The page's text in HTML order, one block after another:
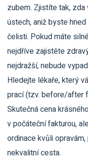
zubem. Zjistíte tak,
ústech, aniž byste
čelisti. Pokud máte
nejdříve zajistěte
nejdražší, nebude
Hledejte lékaře, který
prací (tzv. before/after
Skutečná cena
v počáteční fakturou,
ordinace kvůli
nekvalitní cesta.